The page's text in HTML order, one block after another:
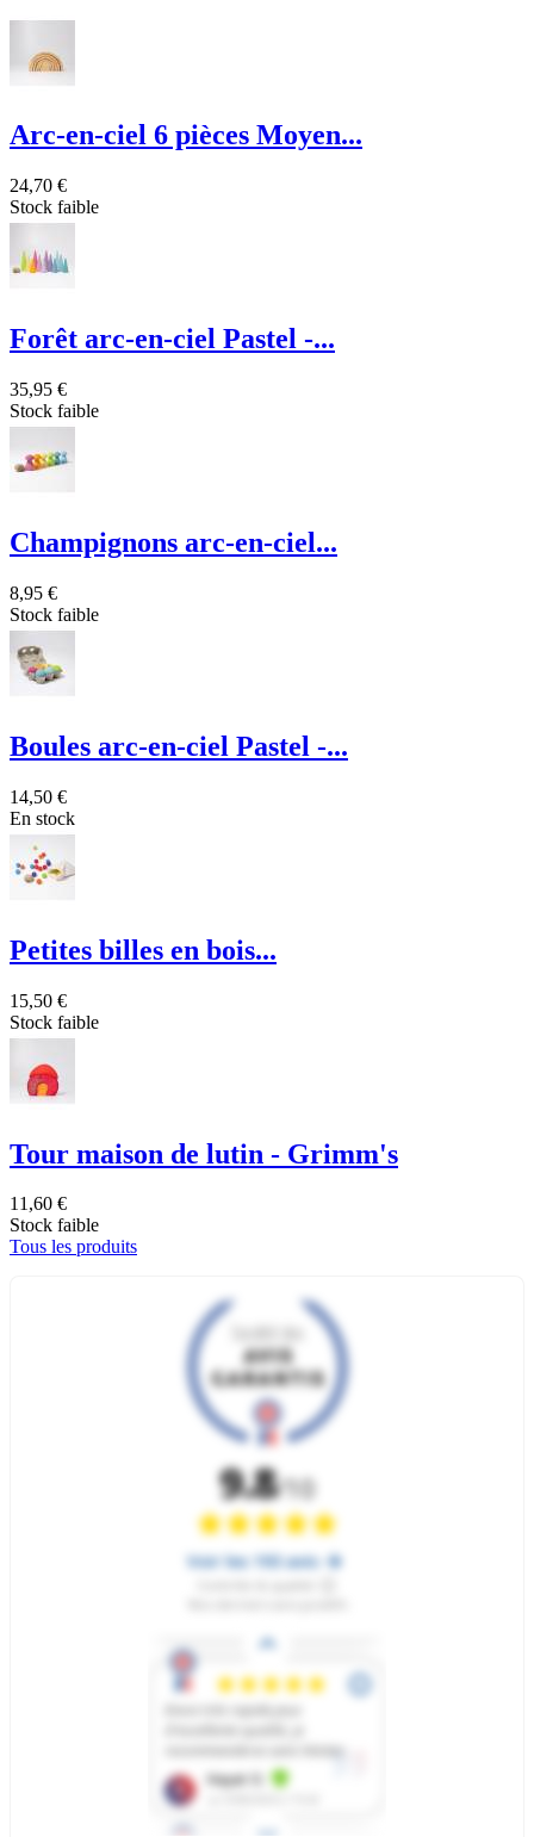
Arc-en-ciel 6 pièces Moyen...
24,70 €
Stock faible
Forêt arc-en-ciel Pastel -...
35,95 €
Stock faible
Champignons arc-en-ciel...
8,95 €
Stock faible
Boules arc-en-ciel Pastel -...
14,50 €
En stock
Petites billes en bois...
15,50 €
Stock faible
Tour maison de lutin - Grimm's
11,60 €
Stock faible
Tous les produits